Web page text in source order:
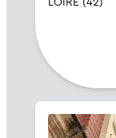
parfait